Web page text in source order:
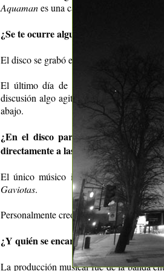
Aquamanes una canción rabiosa y directa.
¿Se te ocurre alguna anécdota
El disco se grabó en el penthouse de un
El último día de grabación, muy
discusión algo agitada donde hubo
abajo.
¿En el disco participan distintos
directamente a las canciones?
El único músico invitado esGaro
Gaviotas.
Personalmente creo que la canción es
¿Y quién se encargó de la producción
La producción musical fue de la banda